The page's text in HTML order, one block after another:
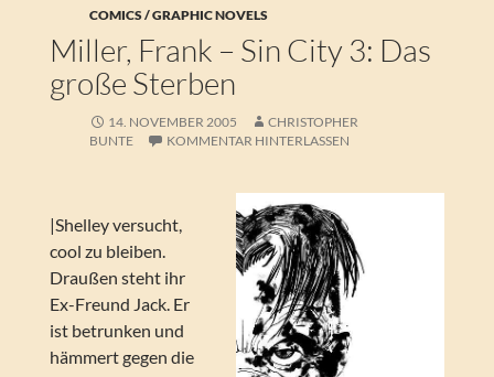
COMICS / GRAPHIC NOVELS
Miller, Frank – Sin City 3: Das
große Sterben
14. NOVEMBER 2005
CHRISTOPHER
BUNTE
KOMMENTAR HINTERLASSEN
|Shelley versucht,
cool zu bleiben.
Draußen steht ihr
Ex-Freund Jack. Er
ist betrunken und
hämmert gegen die